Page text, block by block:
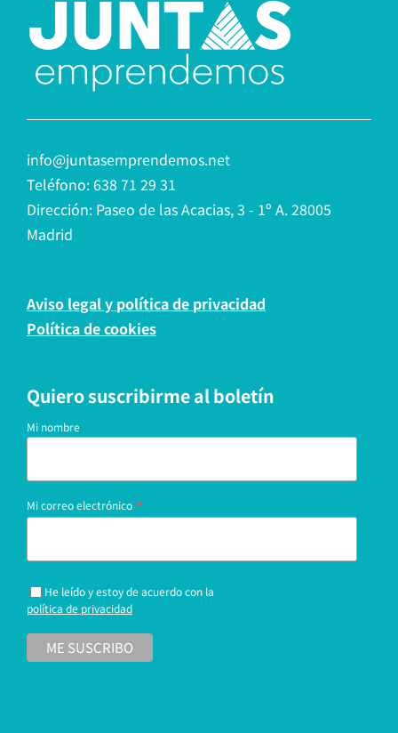
info@juntasemprendemos.net
Teléfono: 638 71 29 31
Dirección: Paseo de las Acacias, 3 - 1º A. 28005
Madrid
Aviso legal y política de privacidad
Política de cookies
Quiero suscribirme al boletín
Mi nombre
Mi correo electrónico *
He leído y estoy de acuerdo con la
política de privacidad